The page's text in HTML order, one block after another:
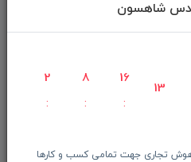
2 8 16
12
تجاری جهت تمامی کسب و کارها